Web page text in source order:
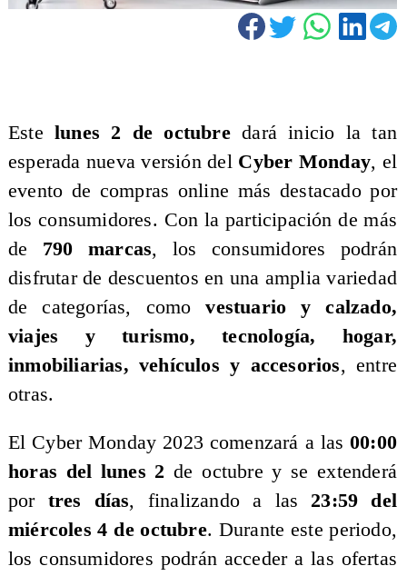
Estelunes 2 de octubredará inicio la tan
esperada nueva versión del Cyber Monday, el
evento de compras online más destacado por
los consumidores. Con la participación de más
de 790 marcas, los consumidores podrán
disfrutar de descuentos en una amplia variedad
de categorías, comovestuario y calzado,
viajes y turismo, tecnología, hogar,
inmobiliarias, vehículos y accesorios, entre
otras.
El Cyber Monday 2023 comenzará a las00:00
horas del lunes 2de octubre y se extenderá
por tres días, finalizando a las 23:59 del
miércoles 4 de octubre. Durante este periodo,
los consumidores podrán acceder a las ofertas